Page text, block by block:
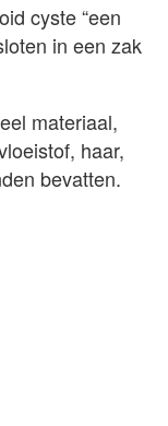
cyste “een
in een zak
materiaal,
haar,
bevatten.